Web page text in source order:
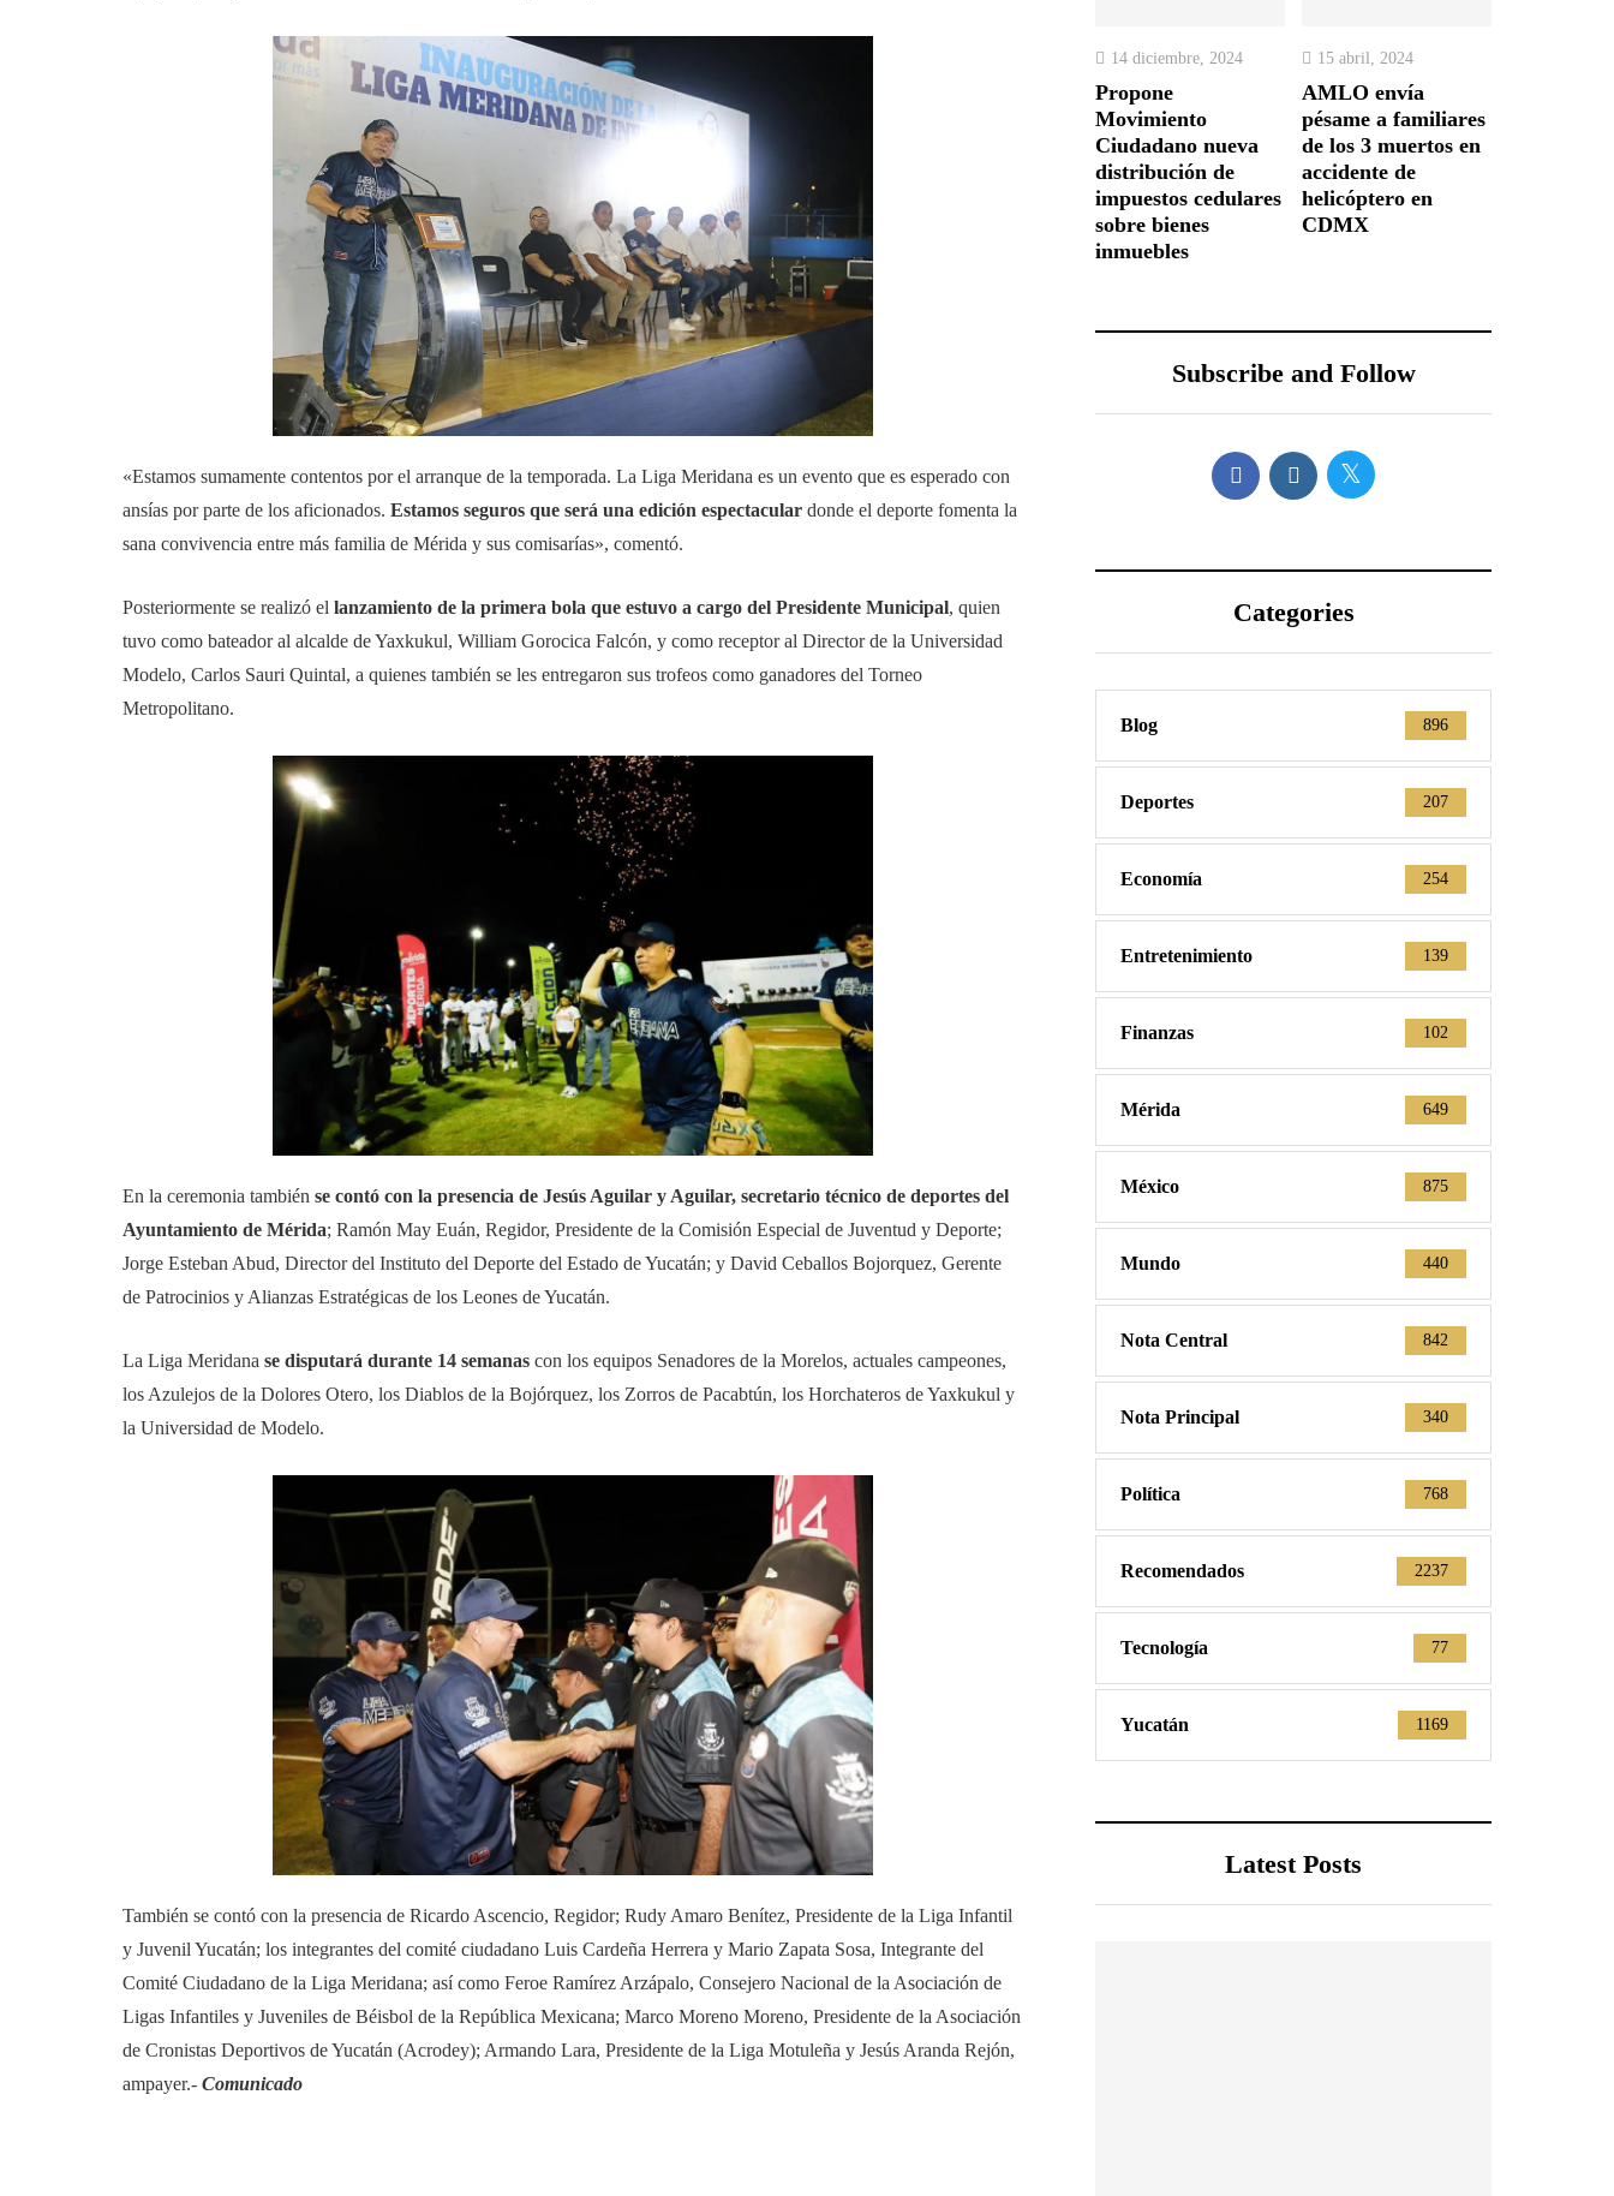
«Estamos sumamente contentos por el arranque de la temporada. La Liga Meridana es un evento que es esperado con
ansías por parte de los aficionados. Estamos seguros que será una edición espectacular donde el deporte fomenta la
sana convivencia entre más familia de Mérida y sus comisarías», comentó.
Posteriormente se realizó el lanzamiento de la primera bola que estuvo a cargo del Presidente Municipal, quien
tuvo como bateador al alcalde de Yaxkukul, William Gorocica Falcón, y como receptor al Director de la Universidad
Modelo, Carlos Sauri Quintal, a quienes también se les entregaron sus trofeos como ganadores del Torneo
Metropolitano.
En la ceremonia también se contó con la presencia de Jesús Aguilar y Aguilar, secretario técnico de deportes del
Ayuntamiento de Mérida; Ramón May Euán, Regidor, Presidente de la Comisión Especial de Juventud y Deporte;
Jorge Esteban Abud, Director del Instituto del Deporte del Estado de Yucatán; y David Ceballos Bojorquez, Gerente
de Patrocinios y Alianzas Estratégicas de los Leones de Yucatán.
La Liga Meridana se disputará durante 14 semanas con los equipos Senadores de la Morelos, actuales campeones,
los Azulejos de la Dolores Otero, los Diablos de la Bojórquez, los Zorros de Pacabtún, los Horchateros de Yaxkukul y
la Universidad de Modelo.
También se contó con la presencia de Ricardo Ascencio, Regidor; Rudy Amaro Benítez, Presidente de la Liga Infantil
y Juvenil Yucatán; los integrantes del comité ciudadano Luis Cardeña Herrera y Mario Zapata Sosa, Integrante del
Comité Ciudadano de la Liga Meridana; así como Feroe Ramírez Arzápalo, Consejero Nacional de la Asociación de
Ligas Infantiles y Juveniles de Béisbol de la República Mexicana; Marco Moreno Moreno, Presidente de la Asociación
de Cronistas Deportivos de Yucatán (Acrodey); Armando Lara, Presidente de la Liga Motuleña y Jesús Aranda Rejón,
ampayer.- Comunicado
14 diciembre, 2024
Propone
Movimiento
Ciudadano nueva
distribución de
impuestos cedulares
sobre bienes
inmuebles
15 abril, 2024
AMLO envía
pésame a familiares
de los 3 muertos en
accidente de
helicóptero en
CDMX
Subscribe and Follow
Categories
Blog 896
Deportes 207
Economía 254
Entretenimiento 139
Finanzas 102
Mérida 649
México 875
Mundo 440
Nota Central 842
Nota Principal 340
Política 768
Recomendados 2237
Tecnología 77
Yucatán 1169
Latest Posts